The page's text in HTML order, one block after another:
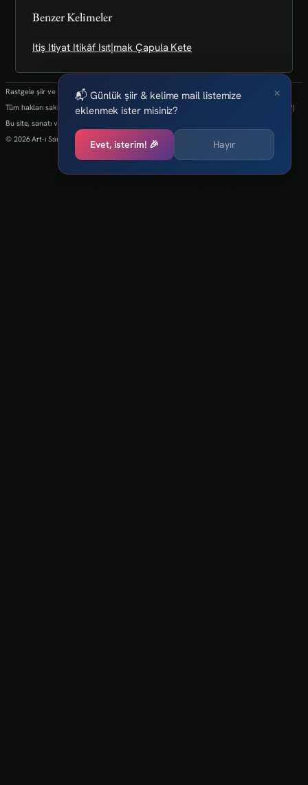
Benzer Kelimeler
Itiş Itiyat Itikâf Isıt|mak Çapula Kete
Rastgele şiir ve kelimeler her 24 saatte bir yenilenmektedir.
Tüm hakları saklıdır.(biz kaybettik bulan varsa info@art-isanat.com.tr'ye mail atabilir mi?)
Bu site, sanatı ve yaratıcılığı dijital dünyaya taşıma arzusu ile kurulmuştur.
© 2026 Art-ı Sanat
×
📬 Günlük şiir & kelime mail listemize
eklenmek ister misiniz?
Evet, isterim! 🎉 Hayır